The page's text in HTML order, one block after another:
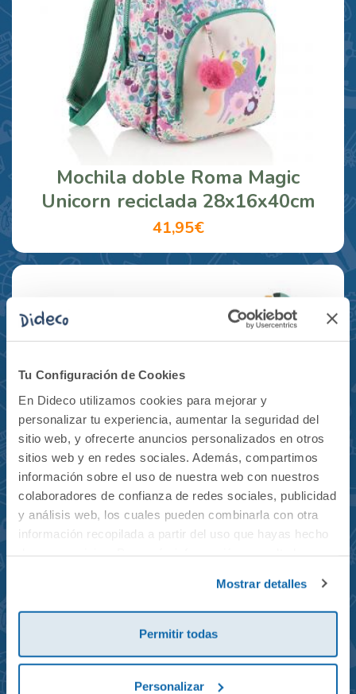
Tu Configuración de Cookies
En Dideco utilizamos cookies para mejorar y
personalizar tu experiencia, aumentar la seguridad del
sitio web, y ofrecerte anuncios personalizados en otros
sitios web y en redes sociales. Además, compartimos
información sobre el uso de nuestra web con nuestros
colaboradores de confianza de redes sociales, publicidad
y análisis web, los cuales pueden combinarla con otra
información recopilada a partir del uso que hayas hecho
Mostrar detalles
Permitir todas
Personalizar
Mochila doble Roma Magic
Unicorn reciclada 28x16x40cm
41,95€
reciclada 21x10x28cm
23,95€